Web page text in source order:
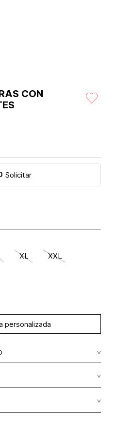
CON
Solicitar
XL
XXL
personalizada
1.0800000000
el acabado rústico de